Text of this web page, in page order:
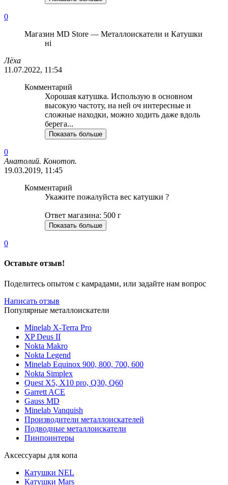
0
Магазин MD Store — Металлоискатели и Катушки
ні
Лёха
11.07.2022, 11:54
Комментарий
Хорошая катушка. Использую в основном
высокую частоту, на ней оч интересные и
сложные находки, можно ходить даже вдоль
берега...
Показать больше
0
Анатолий. Конотоп.
19.03.2019, 11:45
Комментарий
Укажите пожалуйста вес катушки ?
Ответ магазина: 500 г
Показать больше
0
Оставьте отзыв!
Поделитесь опытом с камрадами, или задайте нам вопрос
Написать отзыв
Популярные металлоискатели
Minelab X-Terra Pro
XP Deus II
Nokta Makro
Nokta Legend
Minelab Equinox 900, 800, 700, 600
Nokta Simplex
Quest X5, X10 pro, Q30, Q60
Garrett ACE
Gauss MD
Minelab Vanquish
Производители металлоискателей
Подводные металлоискатели
Пинпоинтеры
Аксессуары для копа
Катушки NEL
Катушки Mars